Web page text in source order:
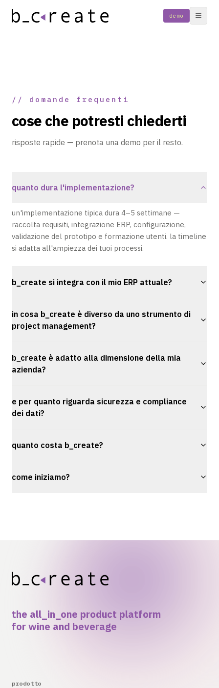
demo
// domande frequenti
cose che potresti chiederti
risposte rapide — prenota una demo per il resto.
quanto dura l'implementazione?
un'implementazione tipica dura 4–5 settimane —
raccolta requisiti, integrazione ERP, configurazione,
validazione del prototipo e formazione utenti. la timeline
si adatta all'ampiezza dei tuoi processi.
b_create si integra con il mio ERP attuale?
in cosa b_create è diverso da uno strumento di
project management?
b_create è adatto alla dimensione della mia
azienda?
e per quanto riguarda sicurezza e compliance
dei dati?
quanto costa b_create?
come iniziamo?
the all_in_one product platform
for wine and beverage
prodotto